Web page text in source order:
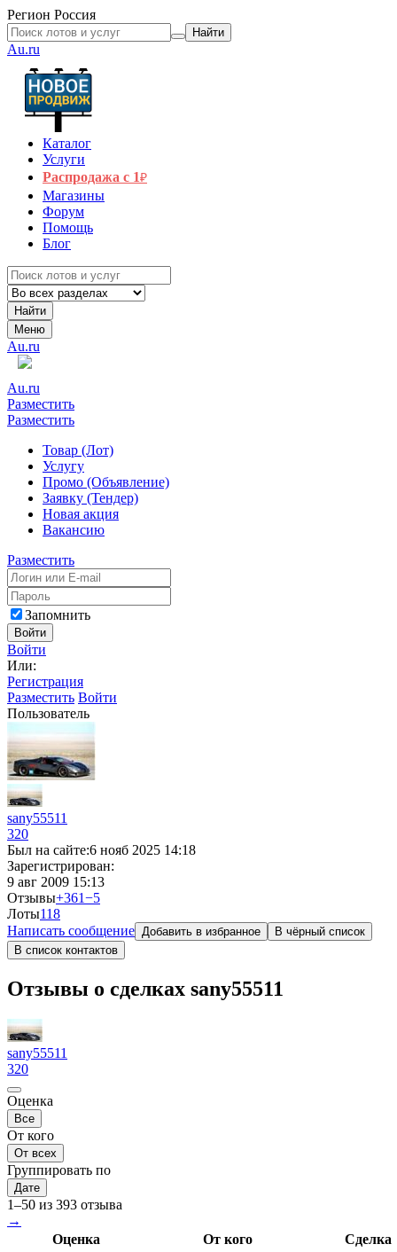
Регион Россия
Найти
Au.ru
Каталог
Услуги
Распродажа с 1₽
Магазины
Форум
Помощь
Блог
Найти
Меню
Au.ru
Au.ru
Разместить
Разместить
Товар (Лот)
Услугу
Промо (Объявление)
Заявку (Тендер)
Новая акция
Вакансию
Разместить
Запомнить
Войти
Войти
Или:
Регистрация
Разместить Войти
Пользователь
sany55511
320
Был на сайте:6 нояб 2025 14:18
Зарегистрирован:
9 авг 2009 15:13
Отзывы+361−5
Лоты118
Написать сообщение Добавить в избранное
В чёрный список
В список контактов
Отзывы о сделках sany55511
sany55511
320
Оценка
Все
От кого
От всех
Группировать по
Дате
1–50 из 393 отзыва
→
Оценка
От кого Сделка